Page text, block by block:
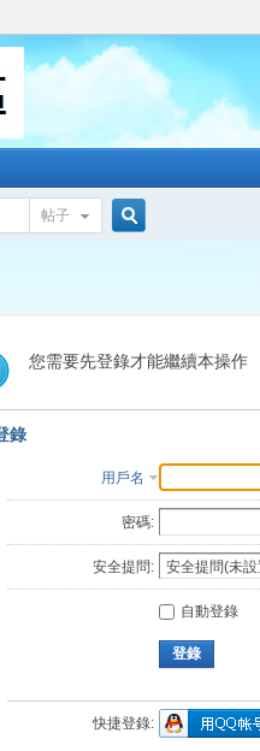
帖子
索
您需要先登錄才能繼續本操作
錄
用戶名
密碼:
安全提問:
自動登錄
登錄
快捷登錄: